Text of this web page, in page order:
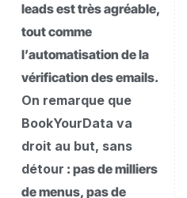
leads est très agréable,
tout comme
l’automatisation de la
vérification des emails.
On remarque que
BookYourData va
droit au but, sans
détour : pas de milliers
de menus, pas de